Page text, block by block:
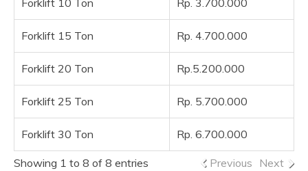
Forklift 10 Ton Rp. 3.700.000
Forklift 15 Ton Rp. 4.700.000
Forklift 20 Ton Rp.5.200.000
Forklift 25 Ton Rp. 5.700.000
Forklift 30 Ton Rp. 6.700.000
Showing 1 to 8 of 8 entries Previous Next